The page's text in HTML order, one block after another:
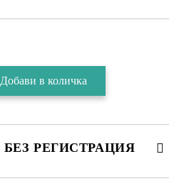
РЕГИСТРАЦИЯ